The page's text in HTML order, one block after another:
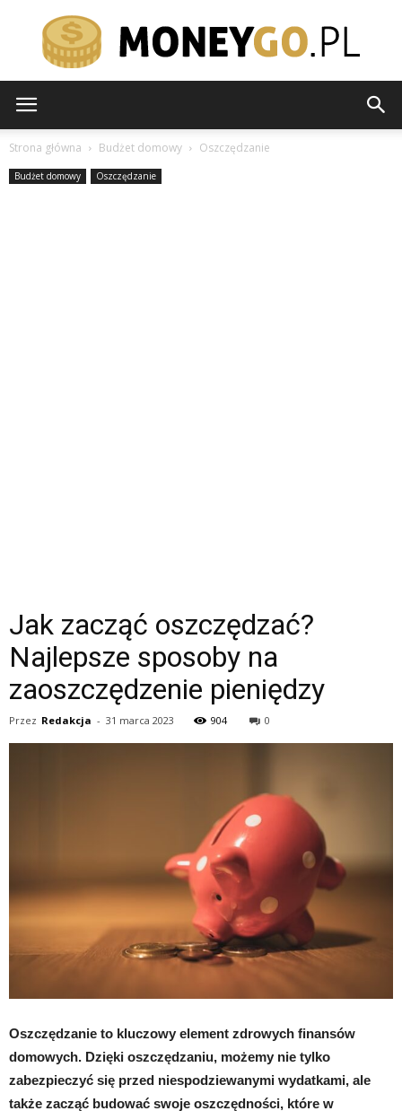
Strona główna Budżet domowy Oszczędzanie
Budżet domowy Oszczędzanie
Jak zacząć oszczędzać?
Najlepsze sposoby na
zaoszczędzenie pieniędzy
Przez Redakcja - 31 marca 2023 904 0
Oszczędzanie to kluczowy element zdrowych finansów
domowych. Dzięki oszczędzaniu, możemy nie tylko
zabezpieczyć się przed niespodziewanymi wydatkami, ale
także zacząć budować swoje oszczędności, które w